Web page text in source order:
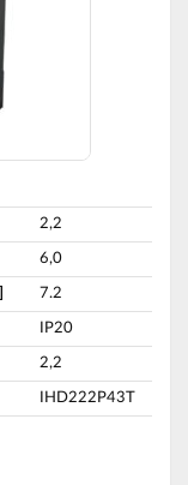
2,2
6,0
7.2
IP20
2,2
IHD222P43T